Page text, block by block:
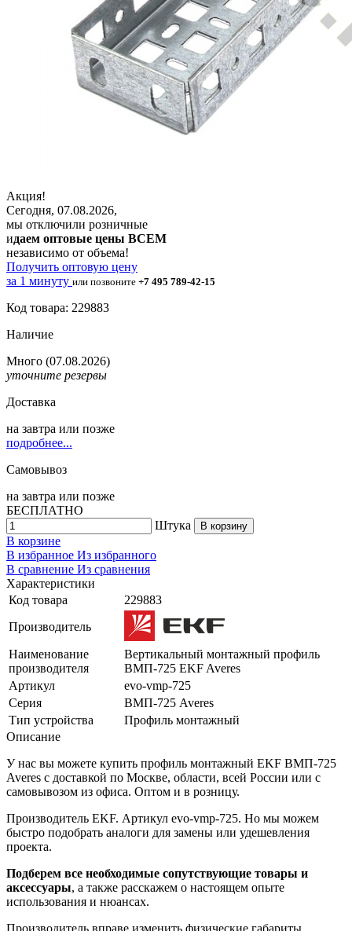
Акция!
Сегодня, 07.08.2026,
мы отключили розничные
идаем оптовые цены ВСЕМ
независимо от объема!
Получить оптовую цену
за 1 минуту или позвоните +7 495 789-42-15
Код товара: 229883
Наличие
Много (07.08.2026)
уточните резервы
Доставка
на завтра или позже
подробнее...
Самовывоз
на завтра или позже
БЕСПЛАТНО
Штука
В корзину
В корзине
В избранное Из избранного
В сравнение Из сравнения
Характеристики
Код товара
229883
Производитель
Наименование
производителя
Вертикальный монтажный профиль
ВМП-725 EKF Averes
Артикул
evo-vmp-725
Серия
ВМП-725 Averes
Тип устройства
Профиль монтажный
Описание
У нас вы можете купить профиль монтажный EKF ВМП-725
Averes с доставкой по Москве, области, всей России или с
самовывозом из офиса. Оптом и в розницу.
Производитель EKF. Артикул evo-vmp-725. Но мы можем
быстро подобрать аналоги для замены или удешевления
проекта.
Подберем все необходимые сопутствующие товары и
аксессуары, а также расскажем о настоящем опыте
использования и нюансах.
Производитель вправе изменить физические габариты,